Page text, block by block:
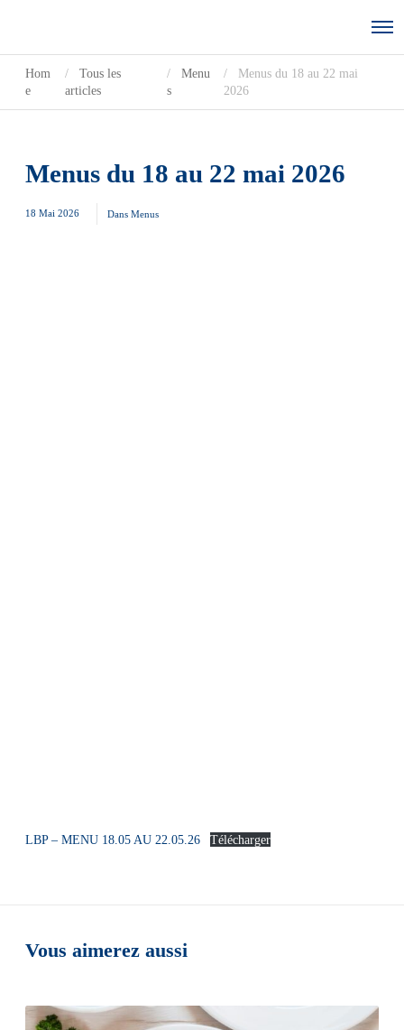
Hom
e
Tous les
articles
Menu
s
Menus du 18 au 22 mai
2026
Menus du 18 au 22 mai 2026
18 Mai 2026 Dans Menus
LBP – MENU 18.05 AU 22.05.26 Télécharger
Vous aimerez aussi